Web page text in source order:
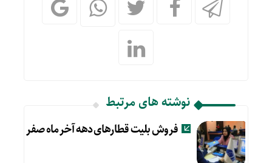
نوشته های مرتبط
فروش بلیت قطارهای دهه آخر ماه صفر